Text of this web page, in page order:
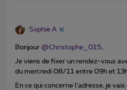
Sophie A
Bonjour @Christophe_015,
Je viens de fixer un rendez-vous
du mercredi 08/11 entre 09h et
En ce qui concerne l’adresse, je